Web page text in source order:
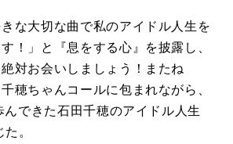
きな大切な曲で私のアイドル人生を
！」と『息をする心』を披露し、
絶対お会いしましょう！またね
穂ちゃんコールに包まれながら、
できた石田千穂のアイドル人生
。